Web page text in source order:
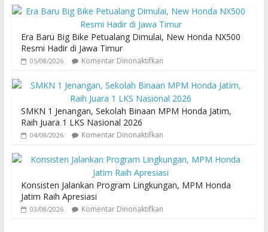
Era Baru Big Bike Petualang Dimulai, New Honda NX500
Resmi Hadir di Jawa Timur
05/08/2026 Komentar Dinonaktifkan
SMKN 1 Jenangan, Sekolah Binaan MPM Honda Jatim,
Raih Juara 1 LKS Nasional 2026
04/08/2026 Komentar Dinonaktifkan
Konsisten Jalankan Program Lingkungan, MPM Honda
Jatim Raih Apresiasi
03/08/2026 Komentar Dinonaktifkan